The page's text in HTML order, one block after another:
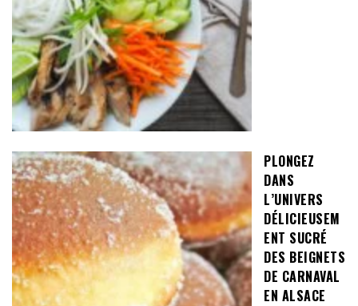
PLONGEZ
DANS
L’UNIVERS
DÉLICIEUSEM
ENT SUCRÉ
DES BEIGNETS
DE CARNAVAL
EN ALSACE